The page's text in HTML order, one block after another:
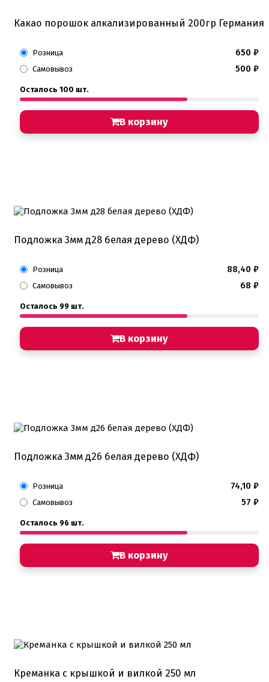
Какао порошок алкализированный 200гр Германия
Розница 650 ₽
Самовывоз 500 ₽
Осталось 100 шт.
В корзину
Подложка 3мм д28 белая дерево (ХДФ)
Розница 88,40 ₽
Самовывоз 68 ₽
Осталось 99 шт.
В корзину
Подложка 3мм д26 белая дерево (ХДФ)
Розница 74,10 ₽
Самовывоз 57 ₽
Осталось 96 шт.
В корзину
Креманка с крышкой и вилкой 250 мл